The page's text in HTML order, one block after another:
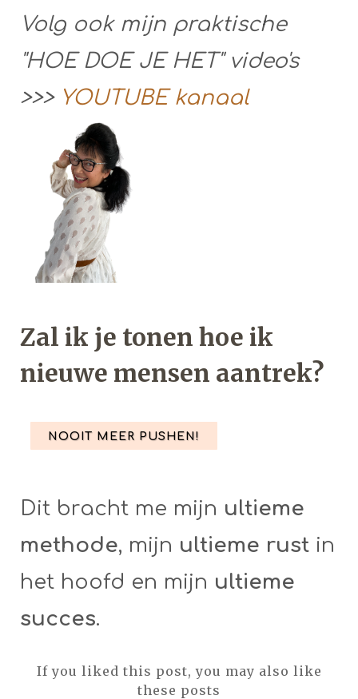
Volg ook mijn praktische
"HOE DOE JE HET" video's
>>> YOUTUBE kanaal
Zal ik je tonen hoe ik
nieuwe mensen aantrek?
NOOIT MEER PUSHEN!
Dit bracht me mijn ultieme
methode, mijn ultieme rust in
het hoofd en mijn ultieme
succes.
If you liked this post, you may also like
these posts